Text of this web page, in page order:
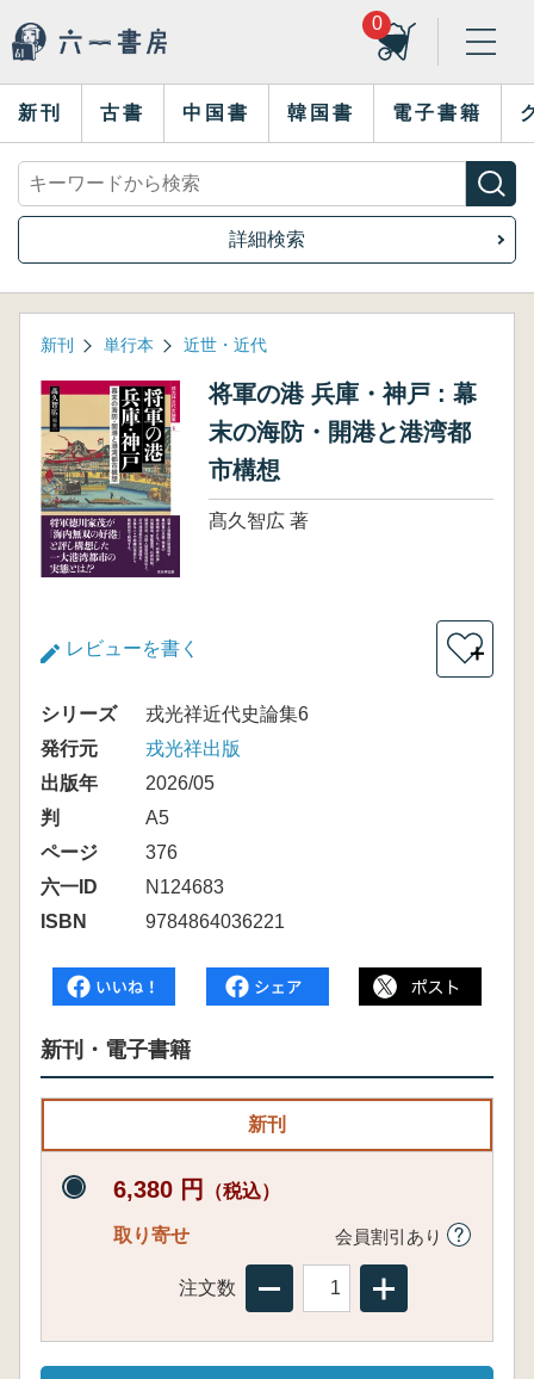
0
新刊 古書 中国書 韓国書 電子書籍
詳細検索
新刊 単行本 近世・近代
将軍の港 兵庫・神戸 : 幕
末の海防・開港と港湾都
市構想
髙久智広 著
レビューを書く ＋
シリーズ
戎光祥近代史論集6
発行元
戎光祥出版
出版年
2026/05
判
A5
ページ
376
六一ID
N124683
ISBN
9784864036221
新刊・電子書籍
新刊
6,380 円 （税込）
取り寄せ 会員割引あり
注文数